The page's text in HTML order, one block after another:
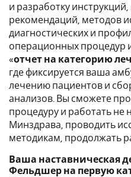
и разработку
рекомендаций, методов
диагностических и
операционных процедур
«отчет на категорию
где фиксируется ваша
лечению пациентов и
анализов. Вы сможете
процедуру и работать не
Минздрава, проводить
методикам, продолжать
Ваша наставническая
Фельдшер на первую